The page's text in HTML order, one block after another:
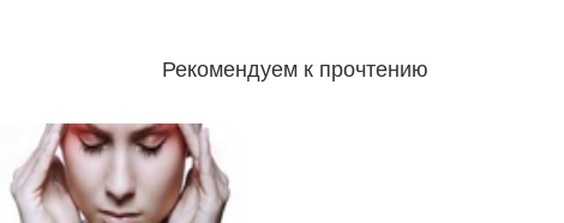
Рекомендуем к прочтению